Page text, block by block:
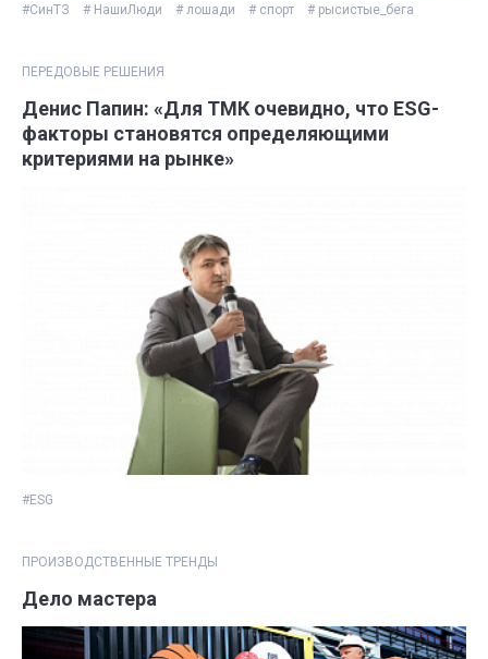
#СинТЗ # НашиЛюди # лошади # спорт # рысистые_бега
ПЕРЕДОВЫЕ РЕШЕНИЯ
Денис Папин: «Для ТМК очевидно, что ESG-
факторы становятся определяющими
критериями на рынке»
#ESG
ПРОИЗВОДСТВЕННЫЕ ТРЕНДЫ
Дело мастера